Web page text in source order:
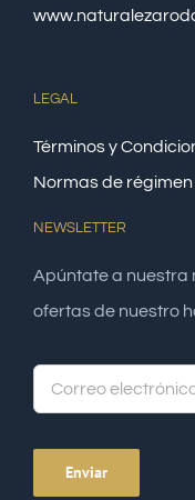
LEGAL
Términos y
Normas de
NEWSLETTER
Apúntate a nuestra
ofertas de nuestro